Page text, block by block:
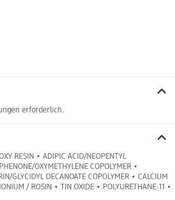
erforderlich.
RESIN • ADIPIC ACID/NEOPENTYL
OXYMETHYLENE COPOLYMER •
GLYCIDYL DECANOATE COPOLYMER • CALCIUM
/ ROSIN • TIN OXIDE • POLYURETHANE-11 •